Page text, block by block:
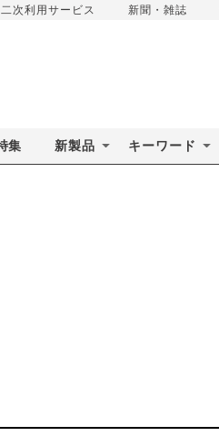
二次利用サービス 新聞・雑誌
集 新製品 キーワード